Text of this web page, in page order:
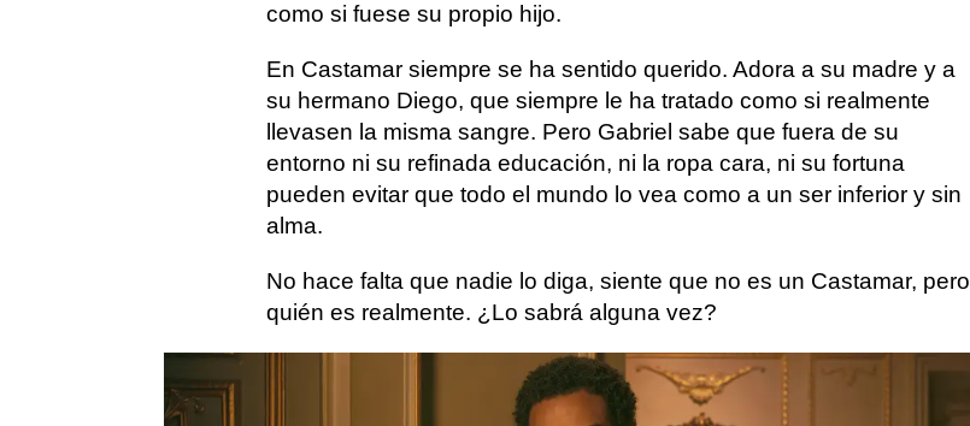
como si fuese su propio hijo.
En Castamar siempre se ha sentido querido. Adora a su madre y a
su hermano Diego, que siempre le ha tratado como si realmente
llevasen la misma sangre. Pero Gabriel sabe que fuera de su
entorno ni su refinada educación, ni la ropa cara, ni su fortuna
pueden evitar que todo el mundo lo vea como a un ser inferior y sin
alma.
No hace falta que nadie lo diga, siente que no es un Castamar, pero
quién es realmente. ¿Lo sabrá alguna vez?